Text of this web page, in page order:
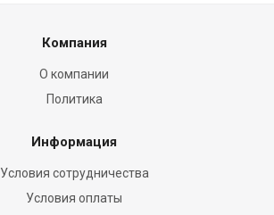
Компания
О компании
Политика
Информация
Условия сотрудничества
Условия оплаты